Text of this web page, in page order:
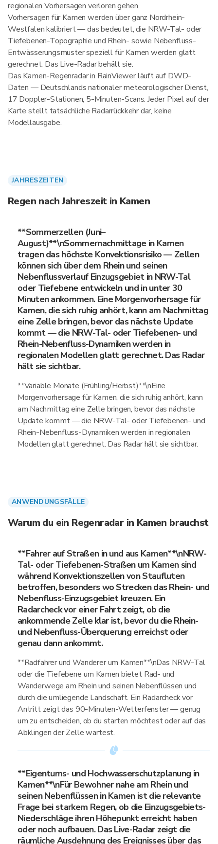
regionalen Vorhersagen verloren gehen.
Vorhersagen für Kamen werden über ganz Nordrhein-
Westfalen kalibriert — das bedeutet, die NRW-Tal- oder
Tiefebenen-Topographie und Rhein- sowie Nebenfluss-
Entwässerungsmuster speziell für Kamen werden glatt
gerechnet. Das Live-Radar behält sie.
Das Kamen-Regenradar in RainViewer läuft auf DWD-
Daten — Deutschlands nationaler meteorologischer Dienst,
17 Doppler-Stationen, 5-Minuten-Scans. Jeder Pixel auf der
Karte stellt tatsächliche Radarrückkehr dar, keine
Modellausgabe.
JAHRESZEITEN
Regen nach Jahreszeit in Kamen
**Sommerzellen (Juni–
August)**\nSommernachmittage in Kamen
tragen das höchste Konvektionsrisiko — Zellen
können sich über dem Rhein und seinen
Nebenflussverlauf Einzugsgebiet in NRW-Tal
oder Tiefebene entwickeln und in unter 30
Minuten ankommen. Eine Morgenvorhersage für
Kamen, die sich ruhig anhört, kann am Nachmittag
eine Zelle bringen, bevor das nächste Update
kommt — die NRW-Tal- oder Tiefebenen- und
Rhein-Nebenfluss-Dynamiken werden in
regionalen Modellen glatt gerechnet. Das Radar
hält sie sichtbar.
**Variable Monate (Frühling/Herbst)**\nEine
Morgenvorhersage für Kamen, die sich ruhig anhört, kann
am Nachmittag eine Zelle bringen, bevor das nächste
Update kommt — die NRW-Tal- oder Tiefebenen- und
Rhein-Nebenfluss-Dynamiken werden in regionalen
Modellen glatt gerechnet. Das Radar hält sie sichtbar.
ANWENDUNGSFÄLLE
Warum du ein Regenradar in Kamen brauchst
**Fahrer auf Straßen in und aus Kamen**\nNRW-
Tal- oder Tiefebenen-Straßen um Kamen sind
während Konvektionszellen von Staufluten
betroffen, besonders wo Strecken das Rhein- und
Nebenfluss-Einzugsgebiet kreuzen. Ein
Radarcheck vor einer Fahrt zeigt, ob die
ankommende Zelle klar ist, bevor du die Rhein-
und Nebenfluss-Überquerung erreichst oder
genau dann ankommt.
**Radfahrer und Wanderer um Kamen**\nDas NRW-Tal
oder die Tiefebene um Kamen bietet Rad- und
Wanderwege am Rhein und seinen Nebenflüssen und
durch die umliegende Landschaft. Ein Radarcheck vor
Antritt zeigt das 90-Minuten-Wetterfenster — genug
um zu entscheiden, ob du starten möchtest oder auf das
Abklingen der Zelle wartest.
**Eigentums- und Hochwasserschutzplanung in
Kamen**\nFür Bewohner nahe am Rhein und
seinen Nebenflüssen in Kamen ist die relevante
Frage bei starkem Regen, ob die Einzugsgebiets-
Niederschläge ihren Höhepunkt erreicht haben
oder noch aufbauen. Das Live-Radar zeigt die
räumliche Ausdehnung des Ereignisses über das